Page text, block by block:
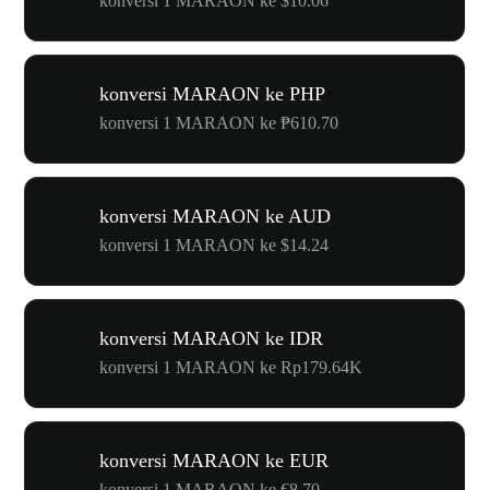
konversi MARAON ke PHP
konversi 1 MARAON ke ₱610.70
konversi MARAON ke AUD
konversi 1 MARAON ke $14.24
konversi MARAON ke IDR
konversi 1 MARAON ke Rp179.64K
konversi MARAON ke EUR